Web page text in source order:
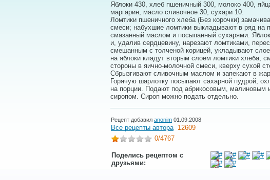
Яблоки 430, хлеб пшеничный 300, молоко 400,
маргарин, масло сливочное 30, сухари 10.
Ломтики пшеничного хлеба (Без корочки)
смеси; набухшие ломтики выкладывают в ряд на
смазанный маслом и посыпанный сухарями.
и, удалив сердцевину, нарезают ломтиками,
смешанным с толченой корицей, укладывают
на яблоки кладут вторым слоем ломтики хлеба,
стороны в яично-молочной смеси, кверху сухой
Сбрызгивают сливочным маслом и запекают в
Горячую шарлотку посыпают сахарной пудрой,
на порции. Подают под абрикосовым, малиновым
сиропом. Сироп можно подать отдельно.
Рецепт добавил anonim 01.09.2008
Все рецепты автора 12609
0/4767
Поделись рецептом с
друзьями: